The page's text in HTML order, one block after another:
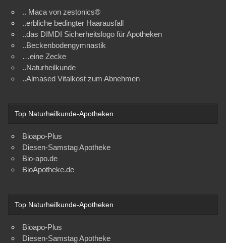
.. Maca von zestonics®
..erbliche bedingter Haarausfall
..das DIMDI Sicherheitslogo für Apotheken
..Beckenbodengymnastik
…eine Zecke
..Naturheilkunde
..Almased Vitalkost zum Abnehmen
Top Naturheilkunde-Apotheken
Bioapo-Plus
Diesen-Samstag Apotheke
Bio-apo.de
BioApotheke.de
Top Naturheilkunde-Apotheken
Bioapo-Plus
Diesen-Samstag Apotheke